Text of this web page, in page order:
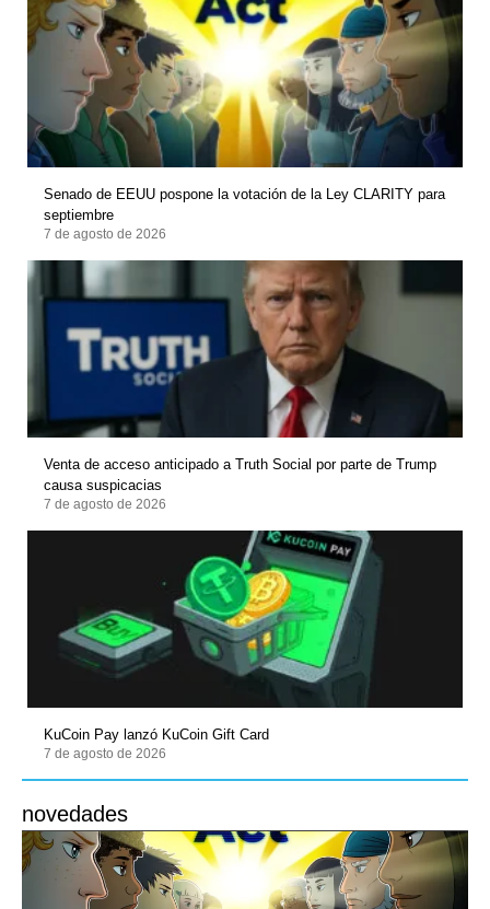
Senado de EEUU pospone la votación de la Ley CLARITY para
septiembre
7 de agosto de 2026
Venta de acceso anticipado a Truth Social por parte de Trump
causa suspicacias
7 de agosto de 2026
KuCoin Pay lanzó KuCoin Gift Card
7 de agosto de 2026
novedades